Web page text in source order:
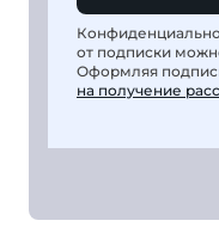
от подписки
Оформляя
на получение